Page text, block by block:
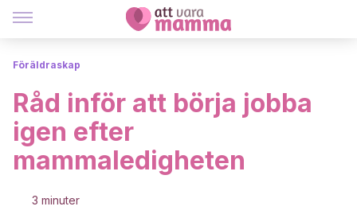
Föräldraskap
Råd inför att börja jobba
igen efter
mammaledigheten
3 minuter